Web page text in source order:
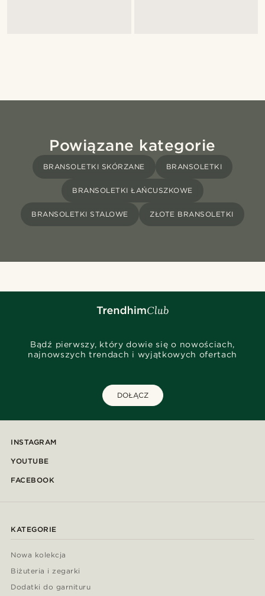
Powiązane kategorie
BRANSOLETKI SKÓRZANE BRANSOLETKI
BRANSOLETKI ŁAŃCUSZKOWE
BRANSOLETKI STALOWE ZŁOTE BRANSOLETKI
Bądź pierwszy, który dowie się o nowościach,
najnowszych trendach i wyjątkowych ofertach
DOŁĄCZ
INSTAGRAM
YOUTUBE
FACEBOOK
KATEGORIE
Nowa kolekcja
Biżuteria i zegarki
Dodatki do garnituru